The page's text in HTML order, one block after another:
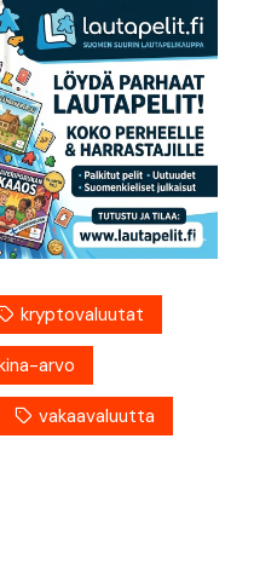
kryptovaluutat
arvo
vakaavaluutta